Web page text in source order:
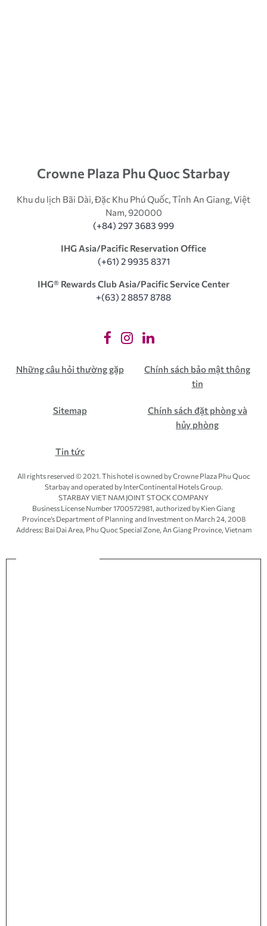
Crowne Plaza Phu Quoc Starbay
Khu du lịch Bãi Dài, Đặc Khu Phú Quốc, Tỉnh An Giang, Việt
Nam, 920000
(+84) 297 3683 999
IHG Asia/Pacific Reservation Office
(+61) 2 9935 8371
IHG®️ Rewards Club Asia/Pacific Service Center
+(63) 2 8857 8788
Những câu hỏi thường gặp
Chính sách bảo mật thông
tin
Sitemap
Chính sách đặt phòng và
hủy phòng
Tin tức
All rights reserved © 2021. This hotel is owned by Crowne Plaza Phu Quoc
Starbay and operated by InterContinental Hotels Group.
STARBAY VIET NAM JOINT STOCK COMPANY
Business License Number 1700572981, authorized by Kien Giang
Province’s Department of Planning and Investmenton March 24, 2008
Address: Bai Dai Area, Phu Quoc Special Zone, An Giang Province, Vietnam